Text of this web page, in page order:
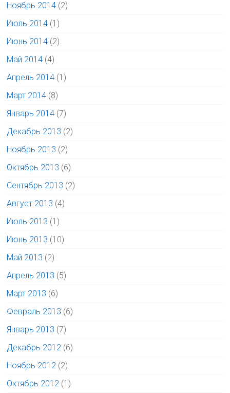
Ноябрь 2014 (2)
Июль 2014 (1)
Июнь 2014 (2)
Май 2014 (4)
Апрель 2014 (1)
Март 2014 (8)
Январь 2014 (7)
Декабрь 2013 (2)
Ноябрь 2013 (2)
Октябрь 2013 (6)
Сентябрь 2013 (2)
Август 2013 (4)
Июль 2013 (1)
Июнь 2013 (10)
Май 2013 (2)
Апрель 2013 (5)
Март 2013 (6)
Февраль 2013 (6)
Январь 2013 (7)
Декабрь 2012 (6)
Ноябрь 2012 (2)
Октябрь 2012 (1)